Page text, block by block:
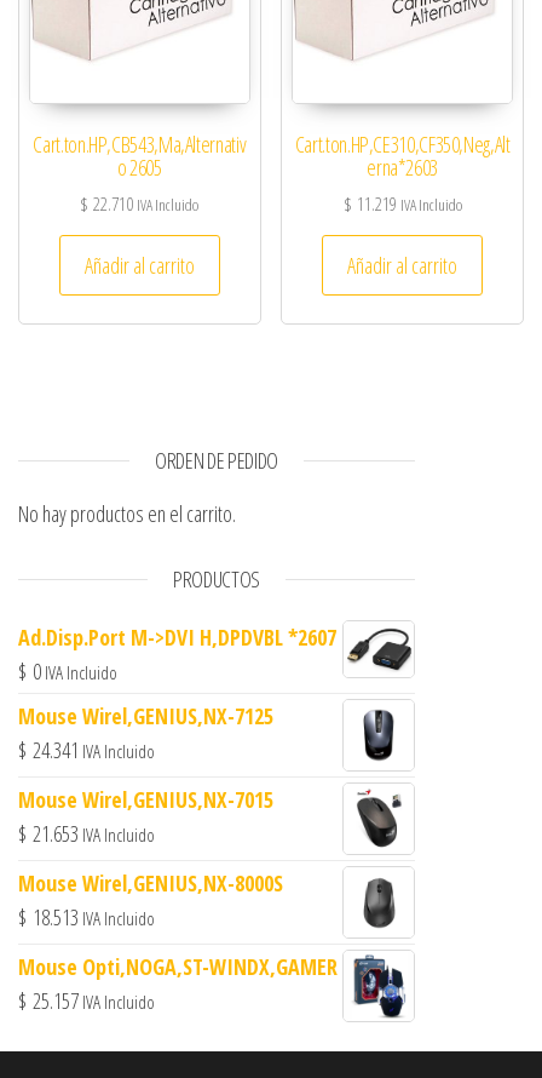
Cart.ton.HP,CB543,Ma,Alternativ
o 2605
$ 22.710 IVA Incluido
Añadir al carrito
Cart.ton.HP,CE310,CF350,Neg,Alt
erna*2603
$ 11.219 IVA Incluido
Añadir al carrito
ORDEN DE PEDIDO
No hay productos en el carrito.
PRODUCTOS
Ad.Disp.Port M->DVI H,DPDVBL *2607
$ 0 IVA Incluido
Mouse Wirel,GENIUS,NX-7125
$ 24.341 IVA Incluido
Mouse Wirel,GENIUS,NX-7015
$ 21.653 IVA Incluido
Mouse Wirel,GENIUS,NX-8000S
$ 18.513 IVA Incluido
Mouse Opti,NOGA,ST-WINDX,GAMER
$ 25.157 IVA Incluido